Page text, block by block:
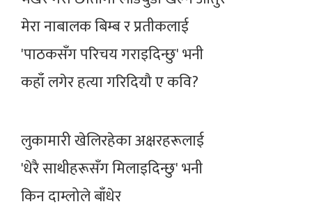
मेरा नाबालक बिम्ब र प्रतीकलाई
'पाठकसँग परिचय गराइदिन्छु' भनी
कहाँ लगेर हत्या गरिदियौ ए कवि?
लुकामारी खेलिरहेका अक्षरहरूलाई
'धेरै साथीहरूसँग मिलाइदिन्छु' भनी
किन दाम्लोले बाँधेर